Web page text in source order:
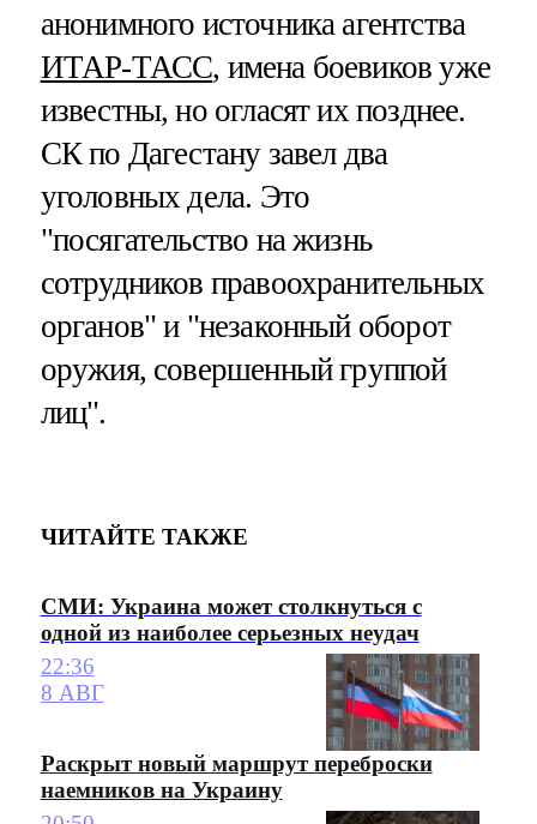
анонимного источника агентства
ИТАР-ТАСС, имена боевиков уже
известны, но огласят их позднее.
СК по Дагестану завел два
уголовных дела. Это
"посягательство на жизнь
сотрудников правоохранительных
органов" и "незаконный оборот
оружия, совершенный группой
лиц".
ЧИТАЙТЕ ТАКЖЕ
СМИ: Украина может столкнуться с
одной из наиболее серьезных неудач
22:36
8 АВГ
Раскрыт новый маршрут переброски
наемников на Украину